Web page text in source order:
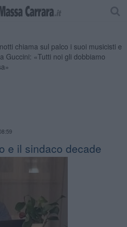
e il sindaco decade